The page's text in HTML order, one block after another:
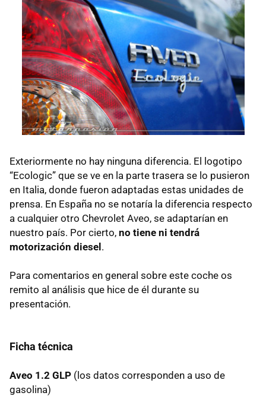
Exteriormente no hay ninguna diferencia. El logotipo
“Ecologic” que se ve en la parte trasera se lo pusieron
en Italia, donde fueron adaptadas estas unidades de
prensa. En España no se notaría la diferencia respecto
a cualquier otro Chevrolet Aveo, se adaptarían en
nuestro país. Por cierto, no tiene ni tendrá
motorización diesel.
Para comentarios en general sobre este coche os
remito al análisis que hice de él durante su
presentación.
Ficha técnica
Aveo 1.2 GLP (los datos corresponden a uso de
gasolina)